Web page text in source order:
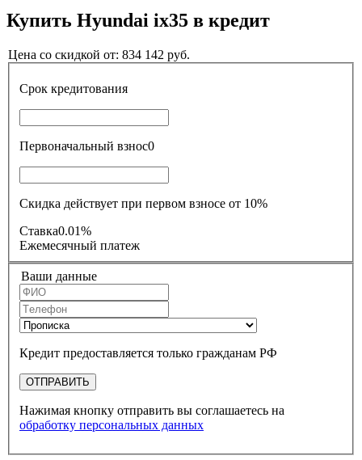
Купить Hyundai ix35 в кредит
Цена со скидкой от: 834 142 руб.
Срок кредитования
Первоначальный взнос0
Скидка действует при первом взносе от 10%
Ставка0.01%
Ежемесячный платеж
Ваши данные
Кредит предоставляется только гражданам РФ
ОТПРАВИТЬ
Нажимая кнопку отправить вы соглашаетесь на
обработку персональных данных